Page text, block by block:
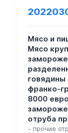
Мясо и
Мясо
говядины
франко-
8000
отруба
- прочие